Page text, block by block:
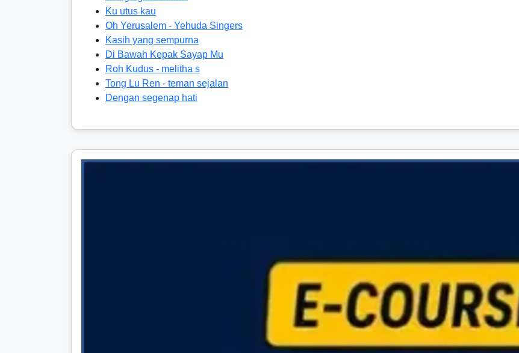
Ku utus kau
Oh Yerusalem - Yehuda Singers
Kasih yang sempurna
Di Bawah Kepak Sayap Mu
Roh Kudus - melitha s
Tong Lu Ren - teman sejalan
Dengan segenap hati